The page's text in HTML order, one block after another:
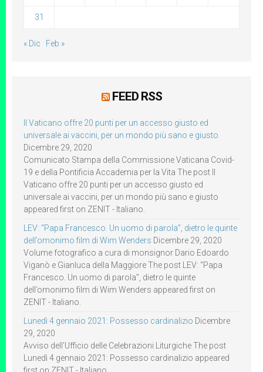
31
« Dic Feb »
FEED RSS
Il Vaticano offre 20 punti per un accesso giusto ed
universale ai vaccini, per un mondo più sano e giusto
Dicembre 29, 2020
Comunicato Stampa della Commissione Vaticana Covid-
19 e della Pontificia Accademia per la Vita The post Il
Vaticano offre 20 punti per un accesso giusto ed
universale ai vaccini, per un mondo più sano e giusto
appeared first on ZENIT - Italiano.
LEV: “Papa Francesco. Un uomo di parola”, dietro le quinte
dell’omonimo film di Wim Wenders Dicembre 29, 2020
Volume fotografico a cura di monsignor Dario Edoardo
Viganò e Gianluca della Maggiore The post LEV: “Papa
Francesco. Un uomo di parola”, dietro le quinte
dell’omonimo film di Wim Wenders appeared first on
ZENIT - Italiano.
Lunedì 4 gennaio 2021: Possesso cardinalizio Dicembre
29, 2020
Avviso dell’Ufficio delle Celebrazioni Liturgiche The post
Lunedì 4 gennaio 2021: Possesso cardinalizio appeared